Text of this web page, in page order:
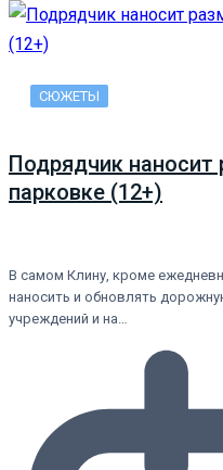
СЮЖЕТЫ
Подрядчик наносит
парковке (12+)
В самом Клину, кроме
наносить и обновлять
учреждений и на…